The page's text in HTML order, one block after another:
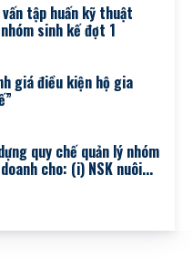
tập huấn kỹ thuật
sinh kế đợt 1
giá điều kiện hộ gia
quy chế quản lý nhóm
cho: (i) NSK nuôi...